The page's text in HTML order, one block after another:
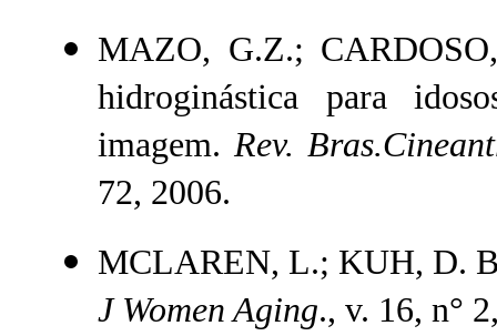
MAZO, G.Z.;
hidroginástica para
imagem.Rev.
72, 2006.
MCLAREN, L.; KUH, D.
J Women Aging., v. 16, n°